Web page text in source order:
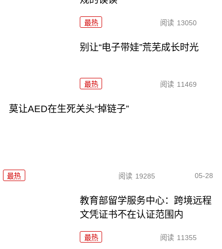
最热 阅读 13050
别让“电子带娃”荒芜成长时光
最热 阅读 11469
莫让AED在生死关头“掉链子”
最热 阅读 19285 05-28
教育部留学服务中心：跨境远程
文凭证书不在认证范围内
最热 阅读 11355